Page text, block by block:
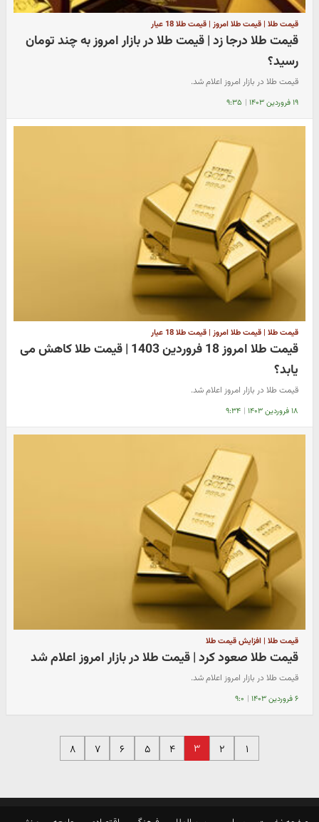
قیمت طلا | قیمت طلا امروز | قیمت طلا 18 عیار
قیمت طلا درجا زد | قیمت طلا در بازار امروز به چند تومان
رسید؟
قیمت طلا در بازار امروز اعلام شد.
۱۹ فروردین ۱۴۰۳ | ۹:۳۵
قیمت طلا | قیمت طلا امروز | قیمت طلا 18 عیار
قیمت طلا امروز 18 فروردین 1403 | قیمت طلا کاهش می
یابد؟
قیمت طلا در بازار امروز اعلام شد.
۱۸ فروردین ۱۴۰۳ | ۹:۳۴
قیمت طلا | افزایش قیمت طلا
قیمت طلا صعود کرد | قیمت طلا در بازار امروز اعلام شد
قیمت طلا در بازار امروز اعلام شد.
۶ فروردین ۱۴۰۳ | ۹:۰
۱ ۲ ۳ ۴ ۵ ۶ ۷ ۸